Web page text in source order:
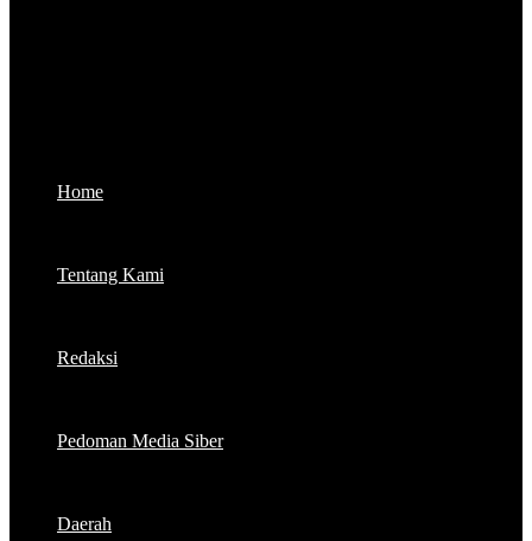
Home
Tentang Kami
Redaksi
Pedoman Media Siber
Daerah